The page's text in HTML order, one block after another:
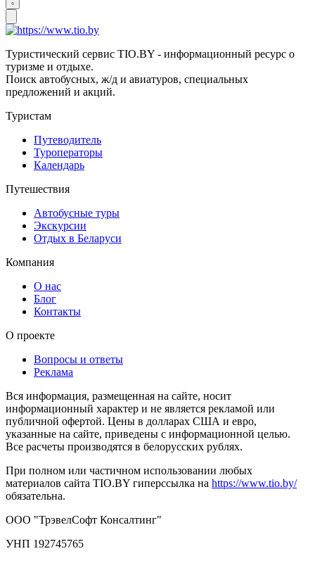
Туристический сервис TIO.BY - информационный ресурс о
туризме и отдыхе.
Поиск автобусных, ж/д и авиатуров, специальных
предложений и акций.
Туристам
Путеводитель
Туроператоры
Календарь
Путешествия
Автобусные туры
Экскурсии
Отдых в Беларуси
Компания
О нас
Блог
Контакты
О проекте
Вопросы и ответы
Реклама
Вся информация, размещенная на сайте, носит
информационный характер и не является рекламой или
публичной офертой. Цены в долларах США и евро,
указанные на сайте, приведены с информационной целью.
Все расчеты производятся в белорусских рублях.
При полном или частичном использовании любых
материалов сайта TIO.BY гиперссылка на https://www.tio.by/
обязательна.
ООО "ТрэвелСофт Консалтинг"
УНП 192745765